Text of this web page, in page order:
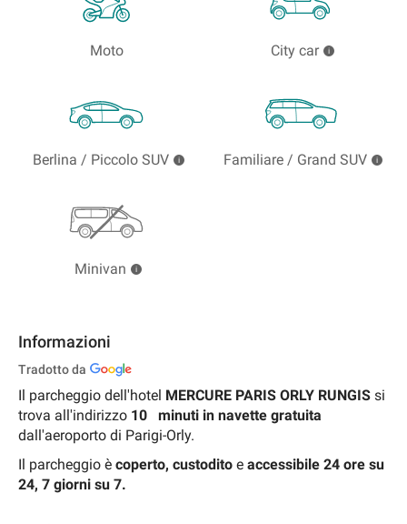
Moto City car
Berlina / Piccolo SUV Familiare / Grand SUV
Minivan
Informazioni
Tradotto da
Il parcheggio dell'hotel MERCURE PARIS ORLY RUNGIS si
trova all'indirizzo 10
minuti in navette gratuita
dall'aeroporto di Parigi-Orly.
Il parcheggio è coperto, custodito e accessibile 24 ore su
24, 7 giorni su 7.